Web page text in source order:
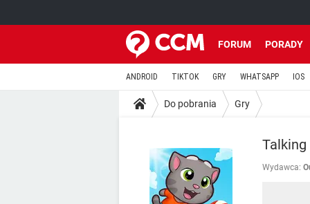
FORUM PORADY
ANDROID TIKTOK GRY WHATSAPP IOS
Do pobrania Gry
Talking
Wydawca: